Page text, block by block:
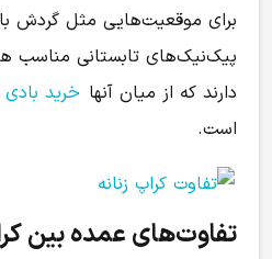
برای موقعیت‌هایی مثل گردش
پیک‌نیک‌های تابستانی مناسب
دارند که از میان آنها خرید بادی
است.
تفاوت‌های عمده بین